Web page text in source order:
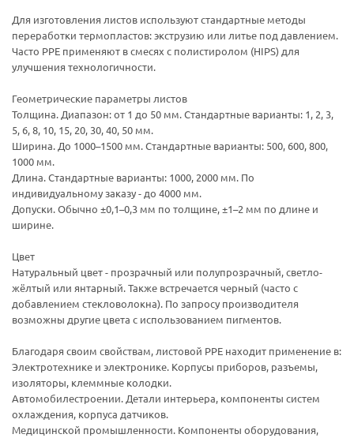
Для изготовления листов используют стандартные методы
переработки термопластов: экструзию или литье под давлением.
Часто PPE применяют в смесях с полистиролом (HIPS) для
улучшения технологичности.
Геометрические параметры листов
Толщина. Диапазон: от 1 до 50 мм. Стандартные варианты: 1, 2, 3,
5, 6, 8, 10, 15, 20, 30, 40, 50 мм.
Ширина. До 1000–1500 мм. Стандартные варианты: 500, 600, 800,
1000 мм.
Длина. Стандартные варианты: 1000, 2000 мм. По
индивидуальному заказу - до 4000 мм.
Допуски. Обычно ±0,1–0,3 мм по толщине, ±1–2 мм по длине и
ширине.
Цвет
Натуральный цвет - прозрачный или полупрозрачный, светло-
жёлтый или янтарный. Также встречается черный (часто с
добавлением стекловолокна). По запросу производителя
возможны другие цвета с использованием пигментов.
Благодаря своим свойствам, листовой PPE находит применение в:
Электротехнике и электронике. Корпусы приборов, разъемы,
изоляторы, клеммные колодки.
Автомобилестроении. Детали интерьера, компоненты систем
охлаждения, корпуса датчиков.
Медицинской промышленности. Компоненты оборудования,